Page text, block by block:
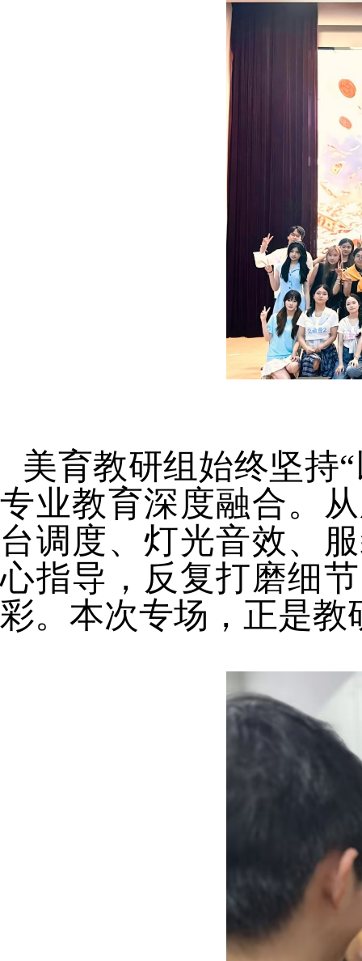
美育教研组始终坚持
专业教育深度融合。
台调度、灯光音效、
心指导，反复打磨细
彩。本次专场，正是